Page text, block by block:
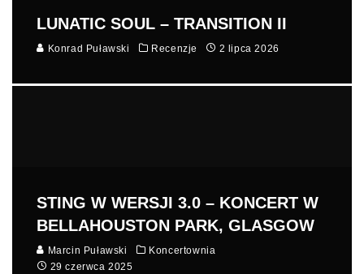
LUNATIC SOUL – TRANSITION II
Konrad Puławski Recenzje 2 lipca 2026
STING W WERSJI 3.0 – KONCERT W
BELLAHOUSTON PARK, GLASGOW
Marcin Puławski
Koncertownia
29 czerwca 2025